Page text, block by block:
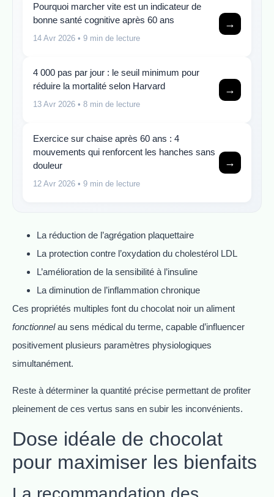
Pourquoi marcher vite est un indicateur de
bonne santé cognitive après 60 ans
14 Avr 2026 • 9 min de lecture
→
4 000 pas par jour : le seuil minimum pour
réduire la mortalité selon Harvard
13 Avr 2026 • 8 min de lecture
→
Exercice sur chaise après 60 ans : 4
mouvements qui renforcent les hanches sans
douleur
12 Avr 2026 • 9 min de lecture
→
La réduction de l’agrégation plaquettaire
La protection contre l’oxydation du cholestérol LDL
L’amélioration de la sensibilité à l’insuline
La diminution de l’inflammation chronique
Ces propriétés multiples font du chocolat noir un aliment
fonctionnelau sens médical du terme, capable d’influencer
positivement plusieurs paramètres physiologiques
simultanément.
Reste à déterminer la quantité précise permettant de profiter
pleinement de ces vertus sans en subir les inconvénients.
Dose idéale de chocolat
pour maximiser les bienfaits